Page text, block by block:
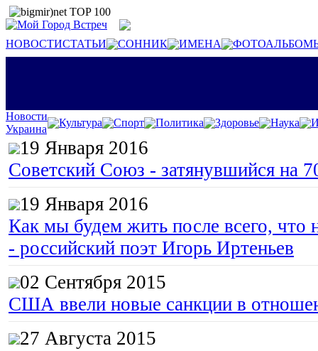
НОВОСТИСТАТЬИ СОННИК ИМЕНА
Новости
Украина
Культура Спорт Политика Здоровье Наука
19 Января 2016
Советский Союз - затянувшийся на
19 Января 2016
Как мы будем жить после всего, что
- российский поэт Игорь Иртеньев
02 Сентября 2015
США ввели новые санкции в
27 Августа 2015